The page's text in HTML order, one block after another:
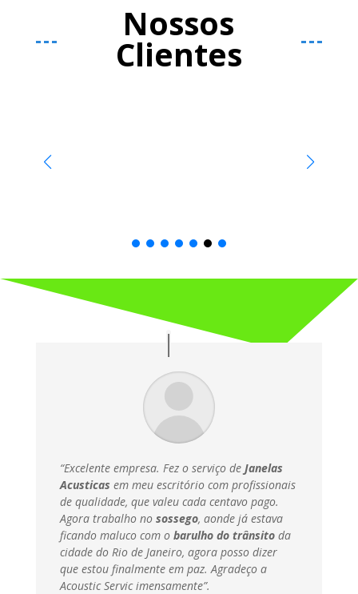
Nossos
Clientes
“Excelente empresa. Fez o serviço de Janelas
Acusticas em meu escritório com profissionais
de qualidade, que valeu cada centavo pago.
Agora trabalho no sossego, aonde já estava
ficando maluco com o barulho do trânsitoda
cidade do Rio de Janeiro, agora posso dizer
que estou finalmente em paz. Agradeço a
Acoustic Servic imensamente”.